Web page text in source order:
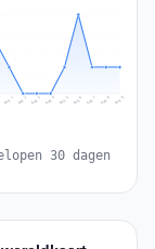
Aug 1 Aug 2 Aug 3 Aug 4 Aug 5 Aug 6 Aug 7 Aug 8 Aug 9
30 dagen